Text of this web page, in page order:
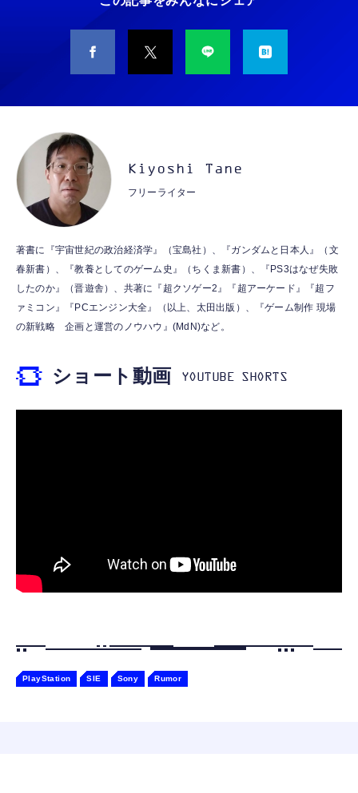
￥949
タイプc 寝ホンイヤホン 寝ホン type-c 有線
睡眠用イヤホン 【音質強化バージョン
￥2,199
MFi認証 【ハイレゾ音質】 内蔵DAC 遅延な
【HIFI音質】iphone イヤホンジャック ライ
トニング イヤホン 変換 MFI認証 4極 内蔵
￥999
軽量2.8g ASMR推薦 ワイヤレス
Bluetooth6.1 柔軟性高 安眠 仕事 ブルー
￥2,682
M10SR AIペット（コミュニケーションロボッ
ト）
ット）
￥53,900
霊界コミュニケーションロボット BAKETAN
￥5,400
【ペットロボット 】lopeto AI robot チャー
感情成長型 AI搭載 ペットロボット コミュニ
ケーションロボット 性格育成 会話 ジェスチ
Kiyoshi Tane
フリーライター
著書に『宇宙世紀の政治経済学』（宝島社）、『ガンダムと日本人』（文
春新書）、『教養としてのゲーム史』（ちくま新書）、『PS3はなぜ失敗
したのか』（晋遊舎）、共著に『超クソゲー2』『超アーケード』『超フ
ァミコン』『PCエンジン大全』（以上、太田出版）、『ゲーム制作 現場
の新戦略 企画と運営のノウハウ』(MdN)など。
ショート動画
PlayStation SIE Sony Rumor